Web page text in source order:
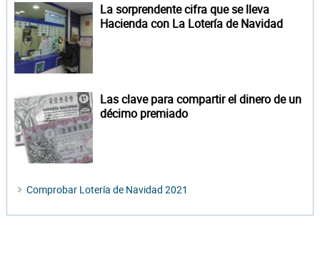
La sorprendente cifra que se lleva
Hacienda con La Lotería de Navidad
Las clave para compartir el dinero de un
décimo premiado
Comprobar Lotería de Navidad 2021